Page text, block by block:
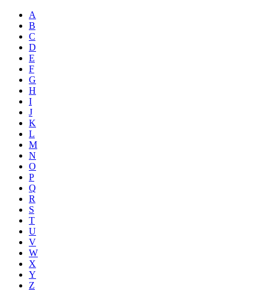
A
B
C
D
E
F
G
H
I
J
K
L
M
N
O
P
Q
R
S
T
U
V
W
X
Y
Z